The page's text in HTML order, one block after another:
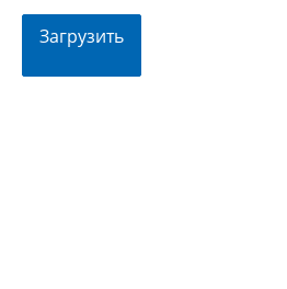
Загрузить